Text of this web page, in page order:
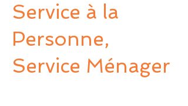
Service à la
Personne,
Service Ménager